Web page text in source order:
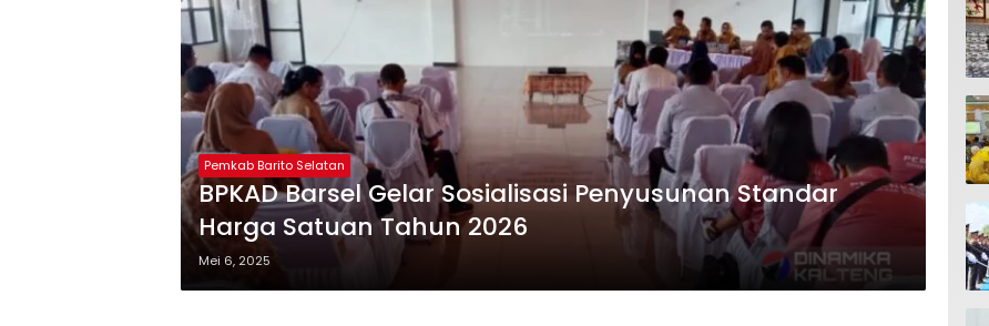
Pemkab Barito Selatan
BPKAD Barsel Gelar Sosialisasi Penyusunan Standar
Harga Satuan Tahun 2026
Mei 6, 2025